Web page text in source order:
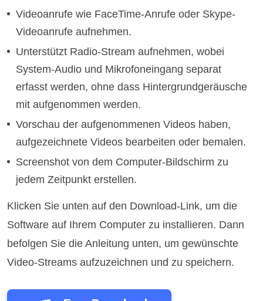
Videoanrufe wie FaceTime-Anrufe oder Skype-
Videoanrufe aufnehmen.
Unterstützt Radio-Stream aufnehmen, wobei
System-Audio und Mikrofoneingang separat
erfasst werden, ohne dass Hintergrundgeräusche
mit aufgenommen werden.
Vorschau der aufgenommenen Videos haben,
aufgezeichnete Videos bearbeiten oder bemalen.
Screenshot von dem Computer-Bildschirm zu
jedem Zeitpunkt erstellen.
Klicken Sie unten auf den Download-Link, um die
Software auf Ihrem Computer zu installieren. Dann
befolgen Sie die Anleitung unten, um gewünschte
Video-Streams aufzuzeichnen und zu speichern.